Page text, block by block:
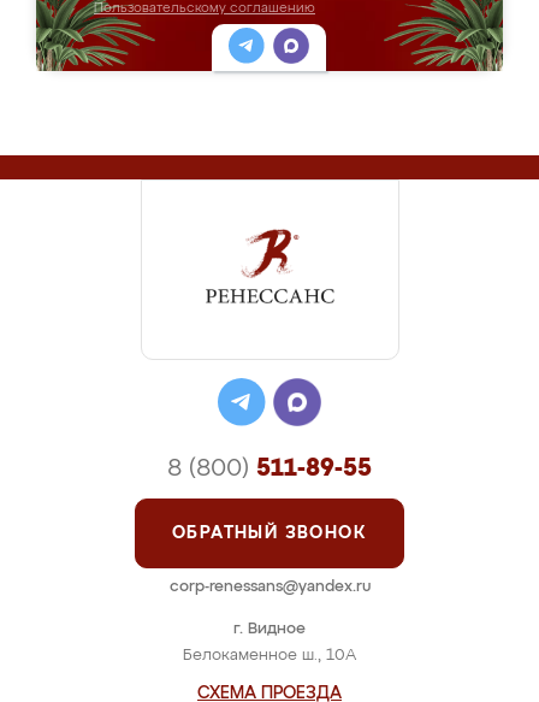
Пользовательскому соглашению
г. Видное
Белокаменное ш., 10А
СХЕМА ПРОЕЗДА
8 (800) 511-89-55
ОБРАТНЫЙ ЗВОНОК
corp-renessans@yandex.ru